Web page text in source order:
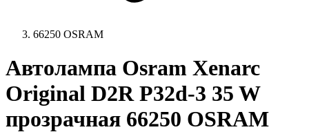
66250 OSRAM
Автолампа Osram Xenarc
Original D2R P32d-3 35 W
прозрачная 66250 OSRAM